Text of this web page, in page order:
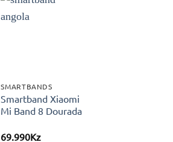
SMARTBANDS
Smartband Xiaomi
Mi Band 8 Dourada
69.990Kz